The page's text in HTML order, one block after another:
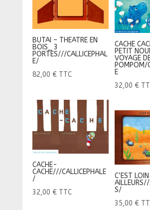
BUTAI – THEATRE EN
BOIS_ 3
PORTES///CALLICEPHAL
E/
82,00 € TTC
CACHE
PETIT
VOYAGE
POMPOM/
E
32,00 €
CACHE-
CACHE///CALLICEPHALE
/
32,00 € TTC
C’EST LOIN
S/
35,00 €